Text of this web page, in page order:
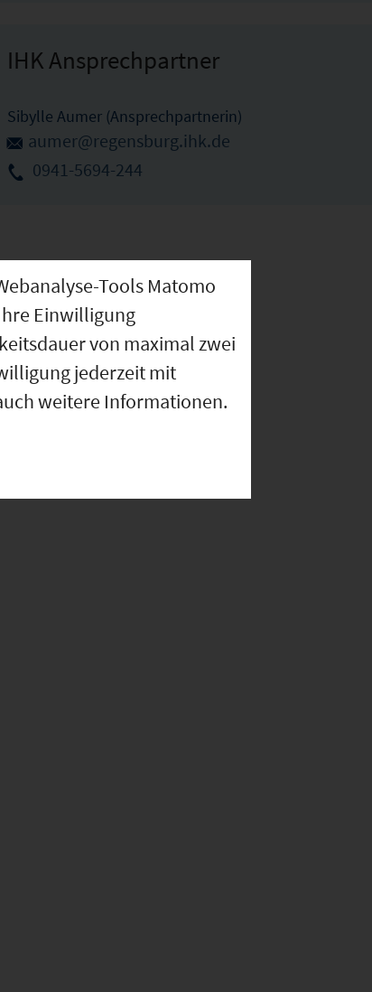
IHK Ansprechpartner
Sibylle Aumer (Ansprechpartnerin)
aumer@regensburg.ihk.de
0941-5694-244
Tools Matomo
Einwilligung
von maximal zwei
jederzeit mit
weitere Informationen.